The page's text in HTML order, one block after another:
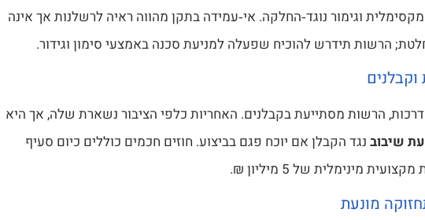
מקסימלית וגימור נוגד‑החלקה. אי‑עמידה בתקן מהווה ראיה לרשלנות אך אינה
הרשות תידרש להוכיח שפעלה למניעת סכנה באמצעי סימון וגידור.
הרשות מסתייעת בקבלנים. האחריות כלפי הציבור נשארת שלה, אך היא
שיבוב נגד הקבלן אם יוכח פגם בביצוע. חוזים חכמים כוללים כיום סעיף
מינימלית של 5 מיליון ₪.
מונעת